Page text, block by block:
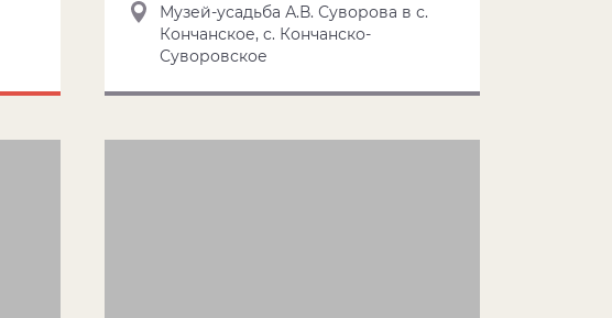
Музей-усадьба А.В. Суворова в с.
Кончанское, c. Кончанско-
Суворовское